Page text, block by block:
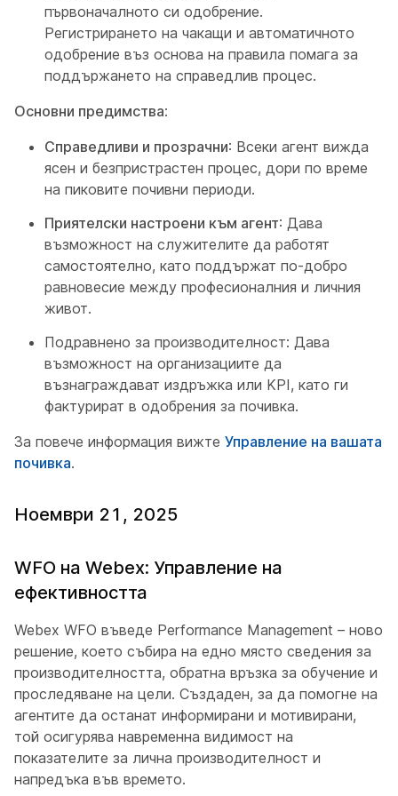
първоначалното си одобрение.
Регистрирането на чакащи и автоматичното
одобрение въз основа на правила помага за
поддържането на справедлив процес.
Основни предимства:
Справедливи и прозрачни: Всеки агент вижда
ясен и безпристрастен процес, дори по време
на пиковите почивни периоди.
Приятелски настроени към агент: Дава
възможност на служителите да работят
самостоятелно, като поддържат по-добро
равновесие между професионалния и личния
живот.
Подравнено за производителност: Дава
възможност на организациите да
възнаграждават издръжка или KPI, като ги
фактурират в одобрения за почивка.
За повече информация вижте Управление на вашата
почивка.
Ноември 21, 2025
WFO на Webex: Управление на
ефективността
Webex WFO въведе Performance Management – ново
решение, което събира на едно място сведения за
производителността, обратна връзка за обучение и
проследяване на цели. Създаден, за да помогне на
агентите да останат информирани и мотивирани,
той осигурява навременна видимост на
показателите за лична производителност и
напредъка във времето.